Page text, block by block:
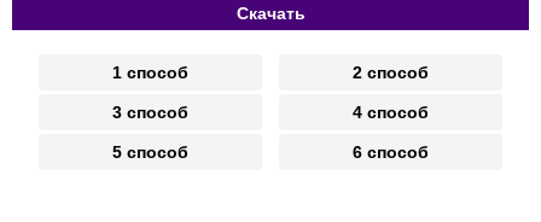
Скачать
1 способ 2 способ
3 способ 4 способ
5 способ 6 способ